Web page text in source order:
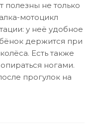
полезны не только
мотоцикл
у неё удобное
держится при
Есть также
ногами.
прогулок на